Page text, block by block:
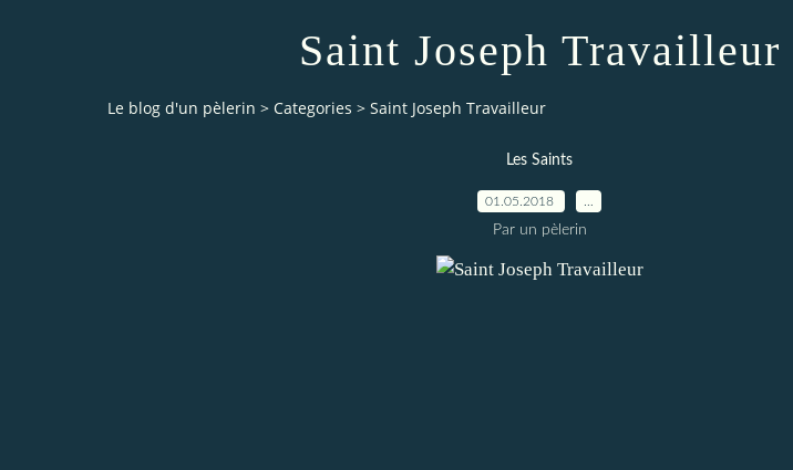
Saint Joseph Travailleur
Le blog d'un pèlerin > Categories > Saint Joseph Travailleur
Les Saints
01.05.2018
Par un pèlerin